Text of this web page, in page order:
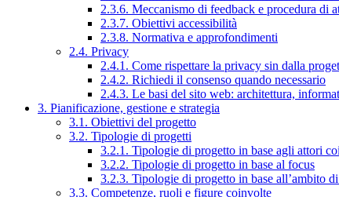
2.3.6. Meccanismo di feedback e procedura di
2.3.7. Obiettivi accessibilità
2.3.8. Normativa e approfondimenti
2.4. Privacy
2.4.1. Come rispettare la privacy sin dalla
2.4.2. Richiedi il consenso quando necessario
2.4.3. Le basi del sito web: architettura,
3. Pianificazione, gestione e strategia
3.1. Obiettivi del progetto
3.2. Tipologie di progetti
3.2.1. Tipologie di progetto in base agli attori
3.2.2. Tipologie di progetto in base al focus
3.2.3. Tipologie di progetto in base all’ambito
3.3. Competenze, ruoli e figure coinvolte